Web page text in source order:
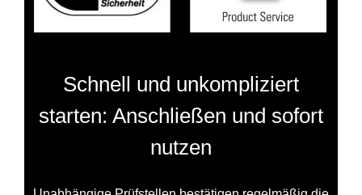
Schnell und unkompliziert
starten: Anschließen und sofort
nutzen